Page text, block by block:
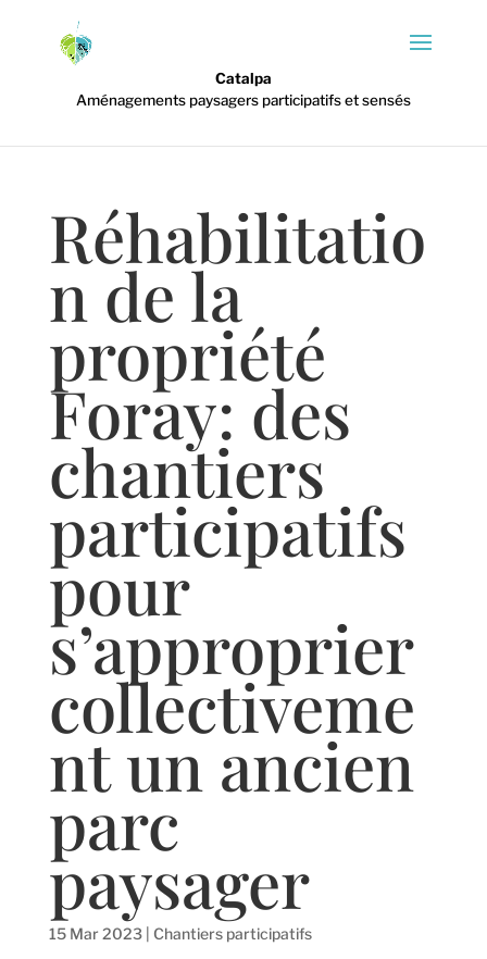
Catalpa
Aménagements paysagers participatifs et sensés
Réhabilitatio
n de la
propriété
Foray: des
chantiers
participatifs
pour
s’approprier
collectiveme
nt un ancien
parc
paysager
15 Mar 2023| Chantiers participatifs